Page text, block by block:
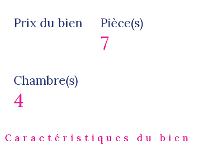
Prix du bien Pièce(s)
7
Chambre(s)
4
Caractéristiques du bien